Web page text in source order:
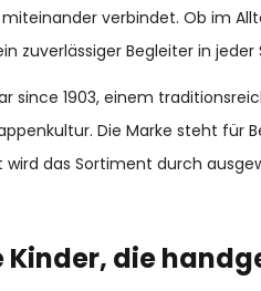
verbindet. Ob im
zuverlässiger Begleiter in jeder
since 1903, einem
Die Marke steht
das Sortiment durch
die